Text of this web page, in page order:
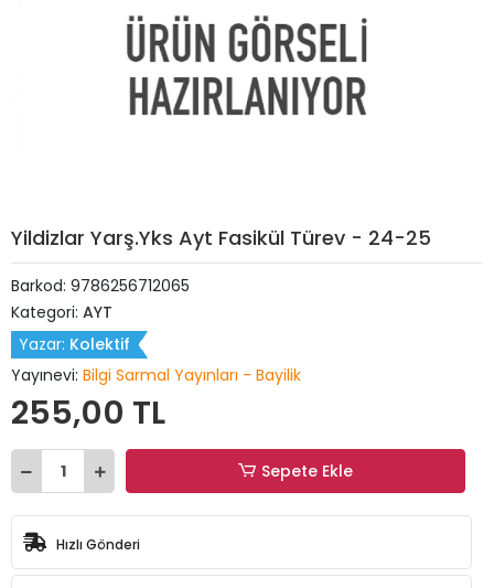
Yildizlar Yarş.Yks Ayt Fasikül Türev - 24-25
Barkod: 9786256712065
Kategori: AYT
Yazar: Kolektif
Yayınevi: Bilgi Sarmal Yayınları - Bayilik
255,00 TL
Sepete Ekle
Hızlı Gönderi